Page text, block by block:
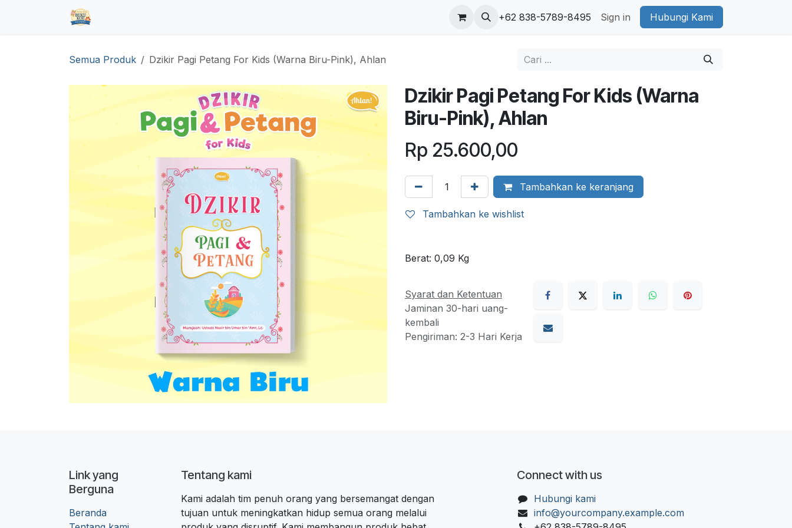
+62 838-5789-8495 Sign in Hubungi Kami
Semua Produk Dzikir Pagi Petang For Kids (Warna Biru-Pink), Ahlan
Dzikir Pagi Petang For Kids (Warna
Biru-Pink), Ahlan
Rp 25.600,00
Tambahkan ke keranjang
Tambahkan ke wishlist
Berat: 0,09 Kg
Syarat dan Ketentuan
Jaminan 30-hari uang-
kembali
Pengiriman: 2-3 Hari Kerja
Link yang
Berguna
Beranda
Tentang kami
Kami adalah tim penuh orang yang bersemangat dengan
tujuan untuk meningkatkan hidup semua orang melalui
Connect with us
Hubungi kami
info@yourcompany.example.com